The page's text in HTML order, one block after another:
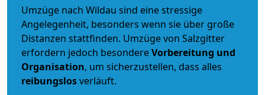
Umzüge nach Wildau sind eine stressige
Angelegenheit, besonders wenn sie über große
Distanzen stattfinden. Umzüge von Salzgitter
erfordern jedoch besondereVorbereitung und
Organisation, um sicherzustellen, dass alles
reibungslosverläuft.